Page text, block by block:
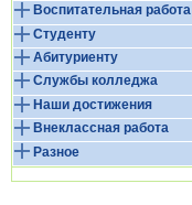
Воспитательная работа
Студенту
Абитуриенту
Службы колледжа
Наши достижения
Внеклассная работа
Разное